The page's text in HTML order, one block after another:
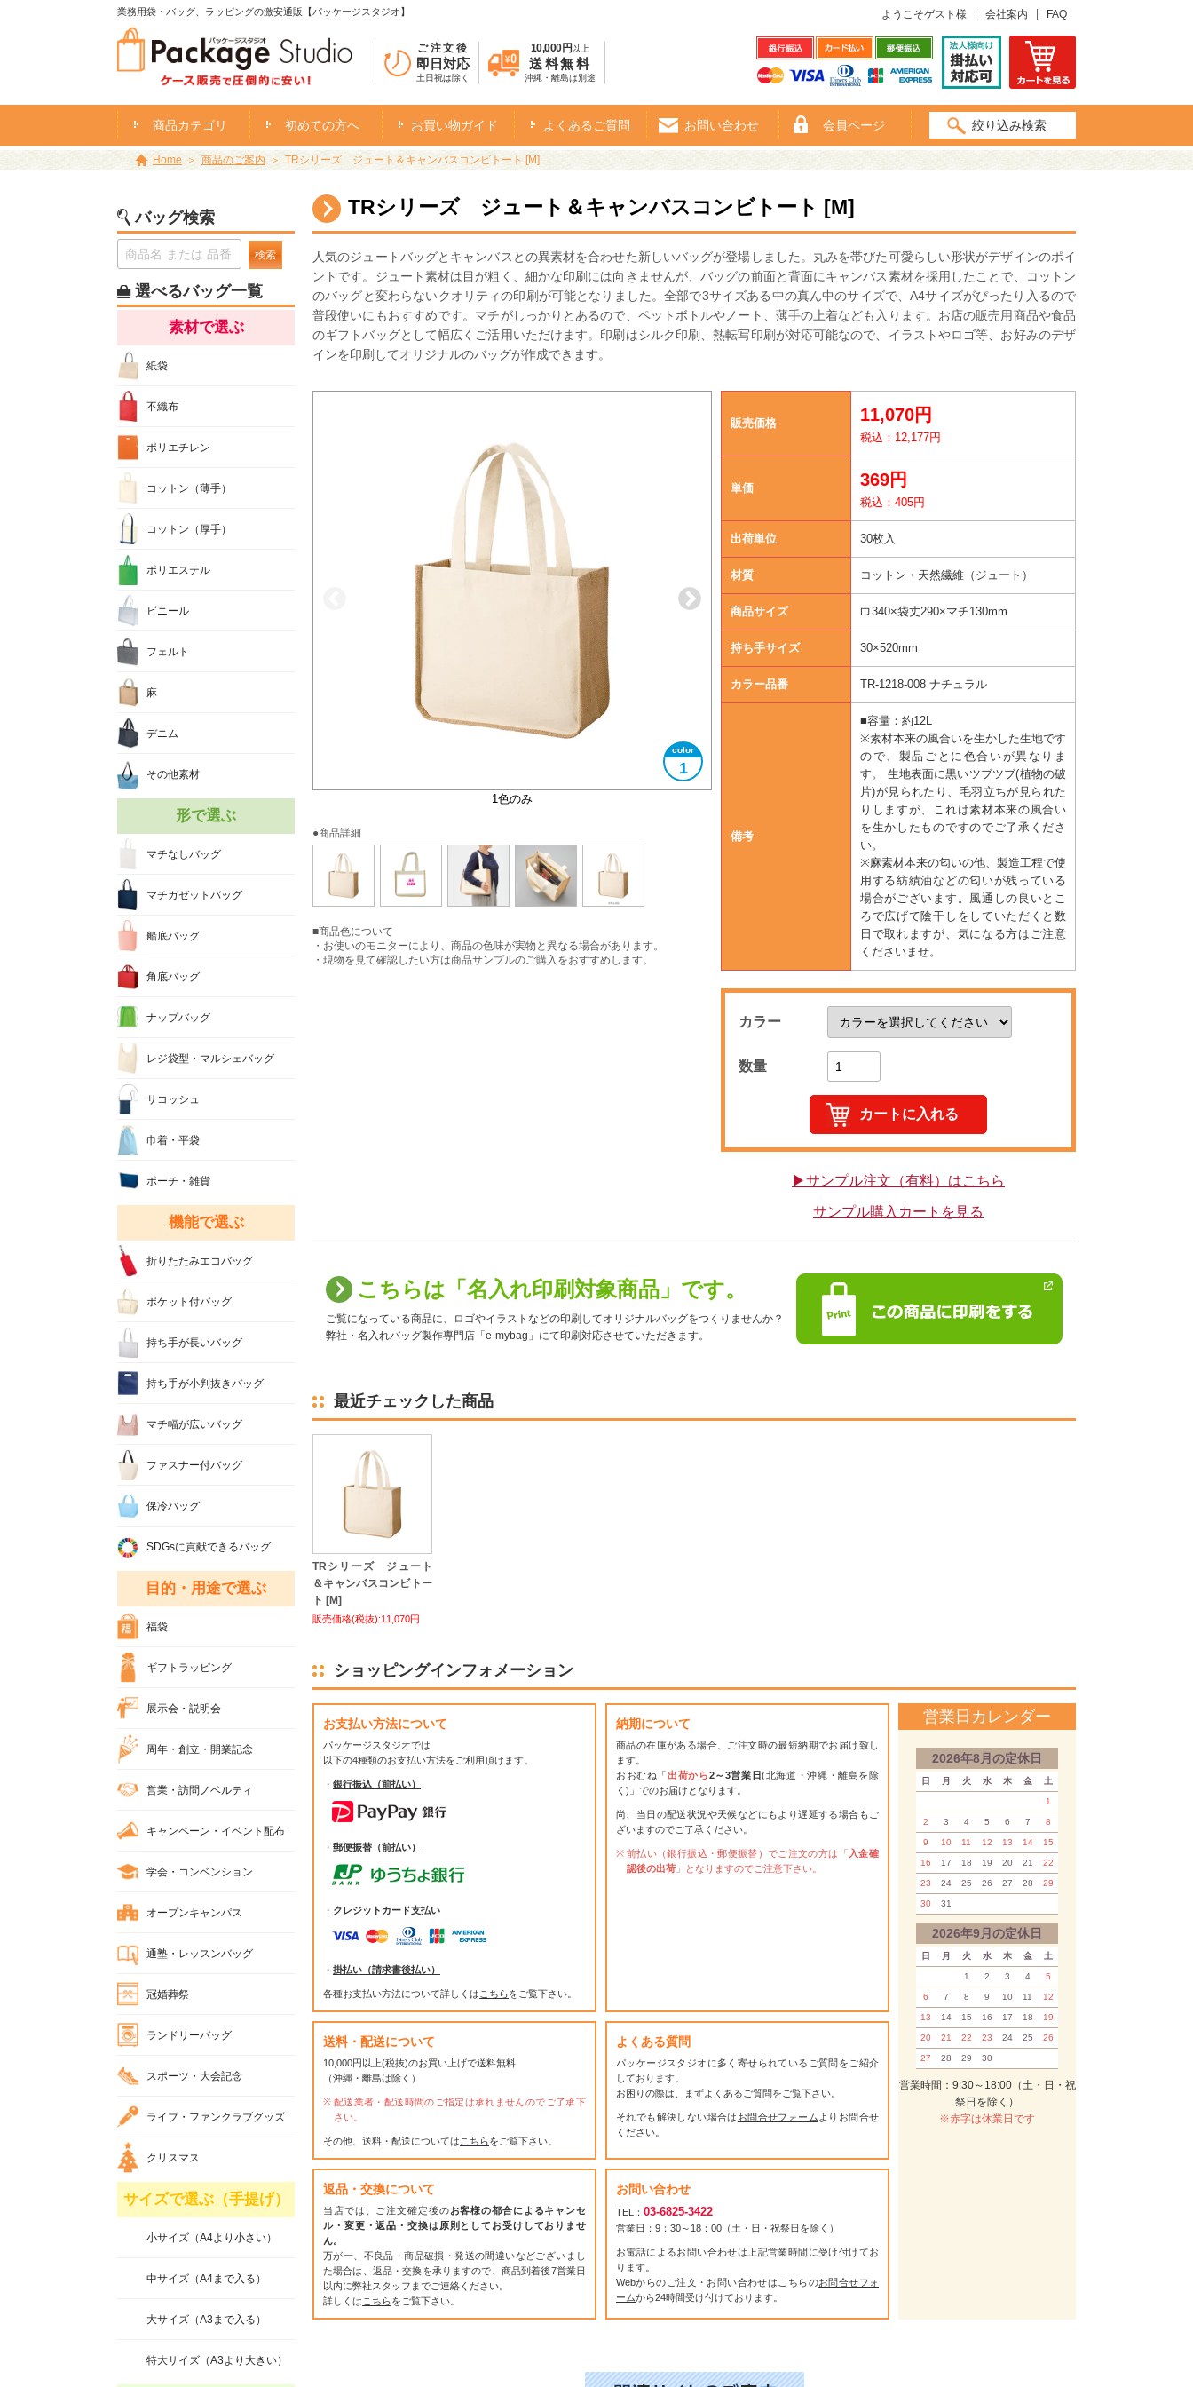
業務用袋・バッグ、ラッピングの激安通販【パッケージスタジオ】
ご注文後
即日対応
土日祝は除く
10,000円 以上
送料無料
沖縄・離島は別途
ようこそゲスト様 会社案内 FAQ
商品カテゴリ 初めての方へ お買い物ガイド よくあるご質問 お問い合わせ 会員ページ 絞り込み検索
Home 商品のご案内 TRシリーズ ジュート＆キャンバスコンビトート [M]
TRシリーズ ジュート＆キャンバスコンビトート [M]
人気のジュートバッグとキャンバスとの異素材を合わせた新しいバッグが登場しました。丸みを帯びた可愛らしい形状がデザインのポイ
ントです。ジュート素材は目が粗く、細かな印刷には向きませんが、バッグの前面と背面にキャンバス素材を採用したことで、コットン
のバッグと変わらないクオリティの印刷が可能となりました。全部で3サイズある中の真ん中のサイズで、A4サイズがぴったり入るので
普段使いにもおすすめです。マチがしっかりとあるので、ペットボトルやノート、薄手の上着なども入ります。お店の販売用商品や食品
のギフトバッグとして幅広くご活用いただけます。印刷はシルク印刷、熱転写印刷が対応可能なので、イラストやロゴ等、お好みのデザ
インを印刷してオリジナルのバッグが作成できます。
1色のみ
1
大きさイメージ
使用イメージ
使用イメージ
●商品詳細
■商品色について
・お使いのモニターにより、商品の色味が実物と異なる場合があります。
・現物を見て確認したい方は商品サンプルのご購入をおすすめします。
販売価格 11,070円
税込：12,177円
単価 369円
税込：405円
出荷単位 30枚入
材質 コットン・天然繊維（ジュート）
商品サイズ 巾340×袋丈290×マチ130mm
持ち手サイズ 30×520mm
カラー品番 TR-1218-008 ナチュラル
備考
■容量：約12L
※素材本来の風合いを生かした生地です
ので、製品ごとに色合いが異なりま
す。 生地表面に黒いツブツブ(植物の破
片)が見られたり、毛羽立ちが見られた
りしますが、これは素材本来の風合い
を生かしたものですのでご了承くださ
い。
※麻素材本来の匂いの他、製造工程で使
用する紡績油などの匂いが残っている
場合がございます。風通しの良いとこ
ろで広げて陰干しをしていただくと数
日で取れますが、気になる方はご注意
くださいませ。
カラー
数量
▶サンプル注文（有料）はこちら
サンプル購入カートを見る
こちらは「名入れ印刷対象商品」です。
ご覧になっている商品に、ロゴやイラストなどの印刷してオリジナルバッグをつくりませんか？
弊社・名入れバッグ製作専門店「e-mybag」にて印刷対応させていただきます。
最近チェックした商品
TRシリーズ ジュート
＆キャンバスコンビトー
ト [M]
販売価格(税抜):11,070円
ショッピングインフォメーション
お支払い方法について
パッケージスタジオでは
以下の4種類のお支払い方法をご利用頂けます。
・ 銀行振込（前払い）
・ 郵便振替（前払い）
・ クレジットカード支払い
・ 掛払い（請求書後払い）
各種お支払い方法について詳しくは こちらをご覧下さい。
納期について
商品の在庫がある場合、ご注文時の最短納期でお届け致し
ます。
おおむね「出荷から2～3営業日(北海道・沖縄・離島を除
く)」でのお届けとなります。
尚、当日の配送状況や天候などにもより遅延する場合もご
ざいますのでご了承ください。
前払い（銀行振込・郵便振替）でご注文の方は「 入金確
認後の出荷 」となりますのでご注意下さい。
送料・配送について
10,000円以上(税抜)のお買い上げで送料無料
（沖縄・離島は除く）
配送業者・配送時間のご指定は承れませんのでご了承下
さい。
その他、送料・配送については こちらをご覧下さい。
よくある質問
パッケージスタジオに多く寄せられているご質問をご紹介
しております。
お困りの際は、まずよくあるご質問をご覧下さい。
それでも解決しない場合は お問合せフォーム よりお問合せ
ください。
返品・交換について
当店では、ご注文確定後のお客様の都合によるキャンセ
ル・変更・返品・交換は原則としてお受けしておりませ
ん。
万が一、不良品・商品破損・発送の間違いなどございまし
た場合は、返品・交換を承りますので、商品到着後7営業日
以内に弊社スタッフまでご連絡ください。
詳しくは こちらをご覧下さい。
お問い合わせ
TEL： 03-6825-3422
営業日：9：30～18：00（土・日・祝祭日を除く）
お電話によるお問い合わせは上記営業時間に受け付けてお
ります。
Webからのご注文・お問い合わせはこちらのお問合せフォ
ームから24時間受け付けております。
営業日カレンダー
2026年8月の定休日
日 月 火 水 木 金 土
1
2 3 4 5 6 7 8
9 10 11 12 13 14 15
16 17 18 19 20 21 22
23 24 25 26 27 28 29
30 31
2026年9月の定休日
日 月 火 水 木 金 土
1 2 3 4 5
6 7 8 9 10 11 12
13 14 15 16 17 18 19
20 21 22 23 24 25 26
27 28 29 30
営業時間：9:30～18:00（土・日・祝
祭日を除く）
※赤字は休業日です
バッグ検索
検索
選べるバッグ一覧
素材で選ぶ
紙袋
不織布
ポリエチレン
コットン（薄手）
コットン（厚手）
ポリエステル
ビニール
フェルト
麻
デニム
その他素材
形で選ぶ
マチなしバッグ
マチガゼットバッグ
船底バッグ
角底バッグ
ナップバッグ
レジ袋型・マルシェバッグ
サコッシュ
巾着・平袋
ポーチ・雑貨
機能で選ぶ
折りたたみエコバッグ
ポケット付バッグ
持ち手が長いバッグ
持ち手が小判抜きバッグ
マチ幅が広いバッグ
ファスナー付バッグ
保冷バッグ
SDGsに貢献できるバッグ
目的・用途で選ぶ
福袋
ギフトラッピング
展示会・説明会
周年・創立・開業記念
営業・訪問ノベルティ
キャンペーン・イベント配布
学会・コンベンション
オープンキャンパス
通塾・レッスンバッグ
冠婚葬祭
ランドリーバッグ
スポーツ・大会記念
ライブ・ファンクラブグッズ
クリスマス
サイズで選ぶ（手提げ）
小サイズ（A4より小さい）
中サイズ（A4まで入る）
大サイズ（A3まで入る）
特大サイズ（A3より大きい）